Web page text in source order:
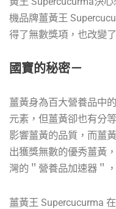
機品牌薑黃王
得了無數獎項，也改變
國寶的秘密－
薑黃身為百大營養品中
元素，但薑黃卻也有分
影響薑黃的品質，而薑
出獲獎無數的優秀薑黃
灣的＂營養品加速器＂
薑黃王 Supercucurma